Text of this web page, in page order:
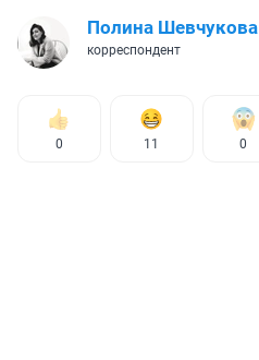
Полина Шевчукова
корреспондент
0 11 0